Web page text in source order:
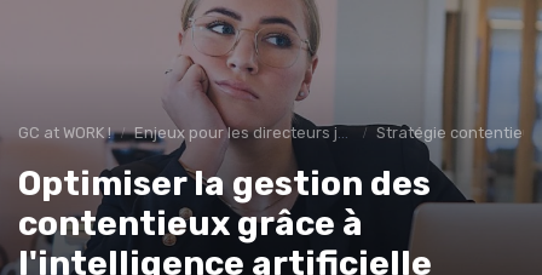
GC at WORK ! Enjeux pour les directeurs juridiques Stratégie
Optimiser la gestion des
contentieux grâce à
l'intelligence artificielle